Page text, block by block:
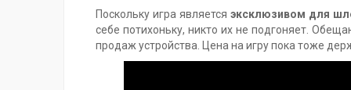
Поскольку игра являетсяэксклюзивом для
себе потихоньку, никто их не подгоняет.
продаж устройства. Цена на игру пока тоже